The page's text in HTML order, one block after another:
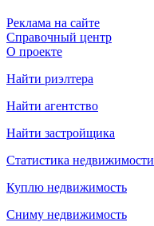
Реклама на сайте
Справочный центр
О проекте
Найти риэлтера
Найти агентство
Найти застройщика
Статистика недвижимости
Куплю недвижимость
Сниму недвижимость